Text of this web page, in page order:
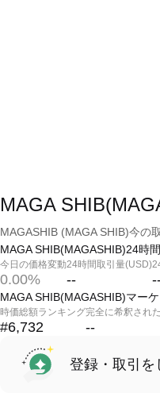
MAGA
MAGASHIB (MAGA SHIB)今の
MAGA SHIB(MAGASHIB)24時
今日の価格変動
0.00%
24時間取引量(USD)
--
MAGA SHIB(MAGASHIB)マー
時価総額ランキング
#6,732
完全に希釈され
--
登録・取引を